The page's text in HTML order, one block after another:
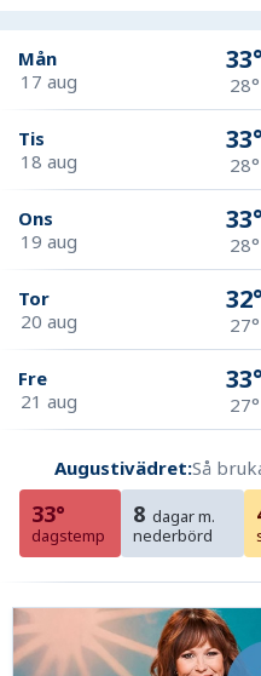
Mån
17 aug
33°
28°
Tis
18 aug
33°
28°
Ons
19 aug
33°
28°
Tor
20 aug
32°
27°
Fre
21 aug
33°
27°
Augustivädret:Så
33°
dagstemp
8 dagar m.
nederbörd